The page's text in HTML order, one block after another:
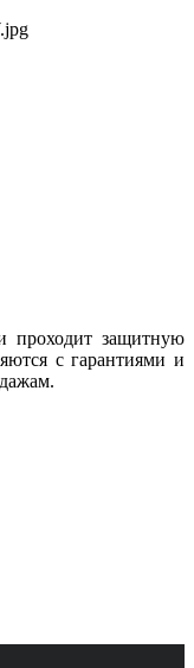
проходит защитную
с гарантиями и